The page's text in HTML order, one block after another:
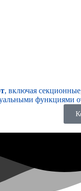
, включая
функциями